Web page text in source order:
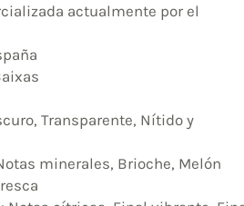
actualmente por el
Transparente, Nítido y
minerales, Brioche, Melón